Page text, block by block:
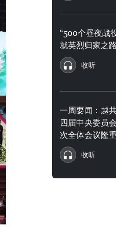
“500个昼夜战
就英烈归家之路
收听
一周要闻：越
四届中央委员
次全体会议隆
收听